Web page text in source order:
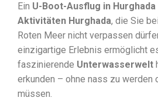
Ein U-Boot-Ausflug in Hurghada
Aktivitäten Hurghada, die Sie
Roten Meer nicht verpassen
einzigartige Erlebnis ermöglicht
faszinierende Unterwasserwelt
erkunden – ohne nass zu werden
müssen.